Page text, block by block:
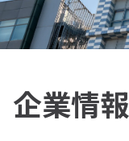
企業情報